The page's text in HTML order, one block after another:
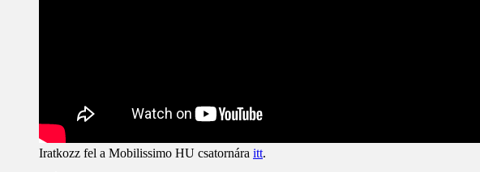
Iratkozz fel a Mobilissimo HU csatornára itt.